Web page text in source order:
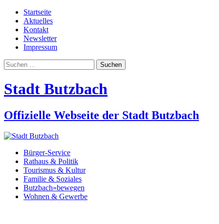
Startseite
Aktuelles
Kontakt
Newsletter
Impressum
Suchen
nach:
Stadt Butzbach
Offizielle Webseite der Stadt Butzbach
Bürger-Service
Rathaus & Politik
Tourismus & Kultur
Familie & Soziales
Butzbach»bewegen
Wohnen & Gewerbe